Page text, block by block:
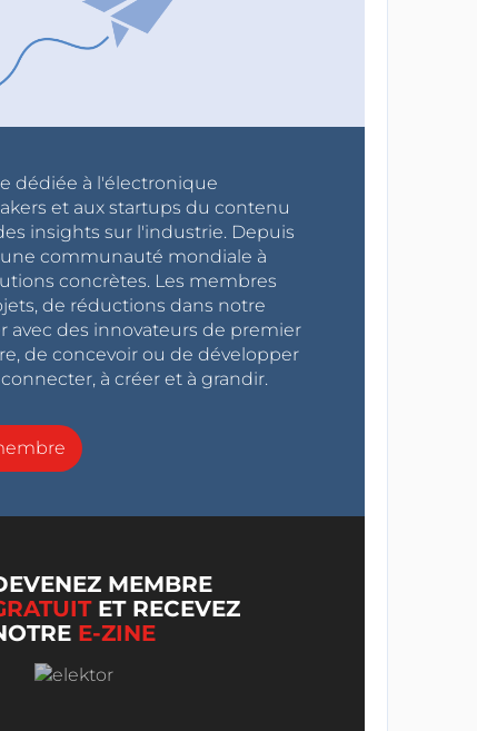
dédiée à l'électronique
et aux startups du contenu
insights sur l'industrie. Depuis
une communauté mondiale à
concrètes. Les membres
de réductions dans notre
des innovateurs de premier
de concevoir ou de développer
à créer et à grandir.
MEMBRE
ET RECEVEZ
E-ZINE